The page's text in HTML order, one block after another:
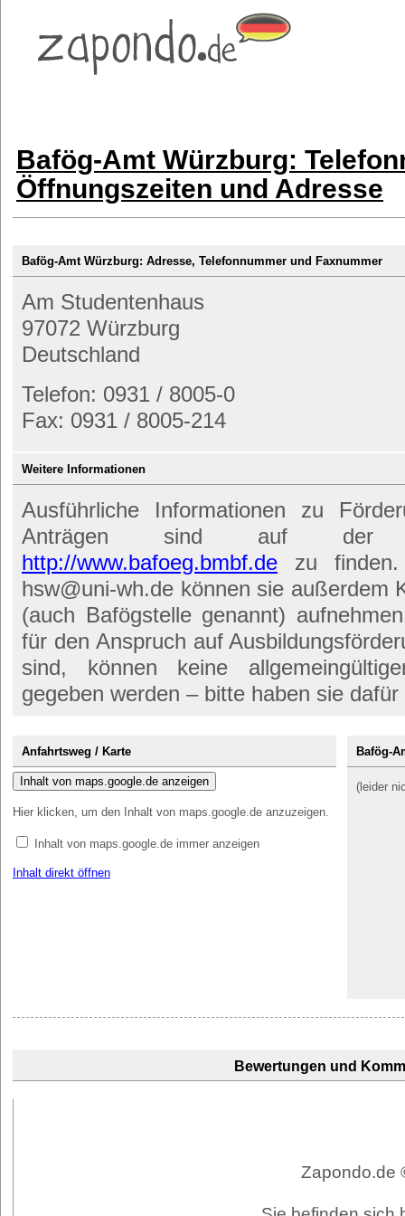
Bafög-Amt Würzburg:
Öffnungszeiten und Adresse
Bafög-Amt Würzburg: Adresse, Telefonnummer und Faxnummer
Am Studentenhaus
97072 Würzburg
Deutschland
Telefon: 0931 / 8005-0
Fax: 0931 / 8005-214
Weitere Informationen
Ausführliche Informationen zu
Anträgen sind auf der
http://www.bafoeg.bmbf.de zu finden.
hsw@uni-wh.de können sie außerdem
(auch Bafögstelle genannt)
für den Anspruch auf
sind, können keine
gegeben werden – bitte haben sie
Anfahrtsweg / Karte
Inhalt von maps.google.de anzeigen
Hier klicken, um den Inhalt von maps.google.de anzuzeigen.
Inhalt von maps.google.de immer anzeigen
Inhalt direkt öffnen
Bafög-
(leider
Bewertungen und
Zapondo.de